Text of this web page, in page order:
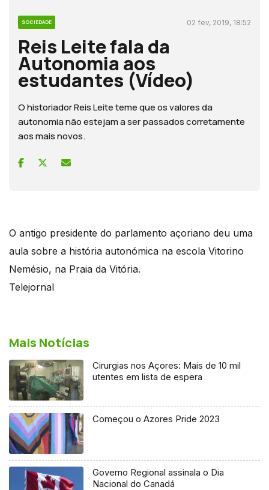
SOCIEDADE 02 fev, 2019, 18:52
Reis Leite fala da
Autonomia aos
estudantes (Vídeo)
O historiador Reis Leite teme que os valores da
autonomia não estejam a ser passados corretamente
aos mais novos.
O antigo presidente do parlamento açoriano deu uma
aula sobre a história autonómica na escola Vitorino
Nemésio, na Praia da Vitória.
Telejornal
Mais Notícias
Cirurgias nos Açores: Mais de 10 mil
utentes em lista de espera
Começou o Azores Pride 2023
Governo Regional assinala o Dia
Nacional do Canadá